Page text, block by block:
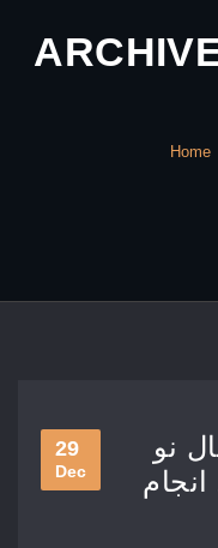
Home
29
Dec
نو